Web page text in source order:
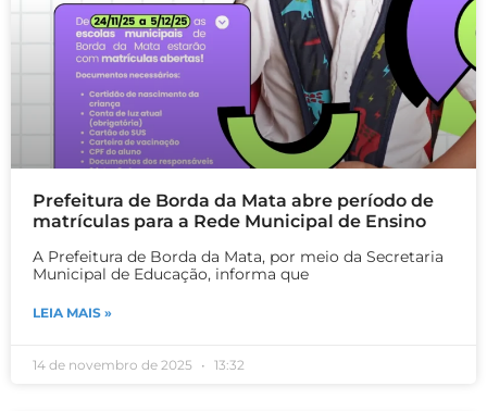
Prefeitura de Borda da Mata abre período de
matrículas para a Rede Municipal de Ensino
A Prefeitura de Borda da Mata, por meio da Secretaria
Municipal de Educação, informa que
LEIA MAIS »
14 de novembro de 2025 13:32